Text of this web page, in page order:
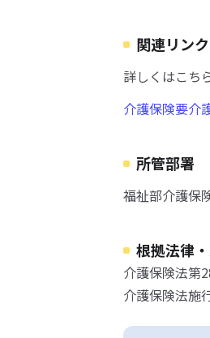
関連リンク
詳しくはこち
介護保険要介
所管部署
福祉部介護保
根拠法律
介護保険法第
介護保険法施